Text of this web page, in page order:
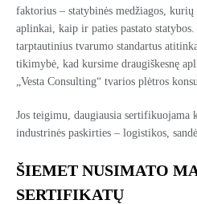
faktorius – statybinės medžiagos,
aplinkai, kaip ir paties pastato
tarptautinius tvarumo standartus
tikimybė, kad kursime draugiškesnę
„Vesta Consulting“ tvarios plėtros
Jos teigimu, daugiausia sertifikuojama
industrinės paskirties – logistikos,
ŠIEMET NUSIMATO
SERTIFIKATŲ